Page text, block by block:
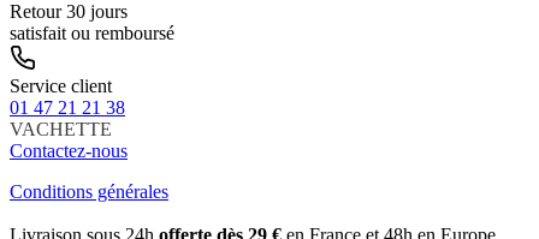
Retour 30 jours
satisfait ou remboursé
Service client
01 47 21 21 38
VACHETTE
Contactez-nous
Conditions générales